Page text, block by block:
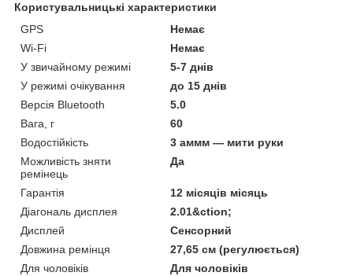
Користувальницькі характеристики
GPS
Немає
Wi-Fi
Немає
У звичайному режимі
5-7 днів
У режимі очікування
до 15 днів
Версія Bluetooth
5.0
Вага, г
60
Водостійкість
3 аммм — мити руки
Можливість зняти
ремінець
Да
Гарантія
12 місяців місяць
Діагональ дисплея
2.01&ction;
Дисплей
Сенсорний
Довжина ремінця
27,65 см (регулюється)
Для чоловіків
Для чоловіків